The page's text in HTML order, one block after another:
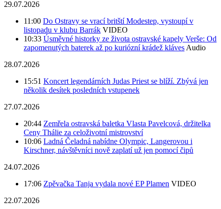
29.07.2026
11:00 Do Ostravy se vrací britští Modestep, vystoupí v
listopadu v klubu Barrák VIDEO
10:33 Úsměvné historky ze života ostravské kapely Verše: Od
zapomenutých baterek až po kuriózní krádež kláves Audio
28.07.2026
15:51 Koncert legendárních Judas Priest se blíží. Zbývá jen
několik desítek posledních vstupenek
27.07.2026
20:44 Zemřela ostravská baletka Vlasta Pavelcová, držitelka
Ceny Thálie za celoživotní mistrovství
10:06 Ladná Čeladná nabídne Olympic, Langerovou i
Kirschner, návštěvníci nově zaplatí už jen pomocí čipů
24.07.2026
17:06 Zpěvačka Tanja vydala nové EP Plamen VIDEO
22.07.2026